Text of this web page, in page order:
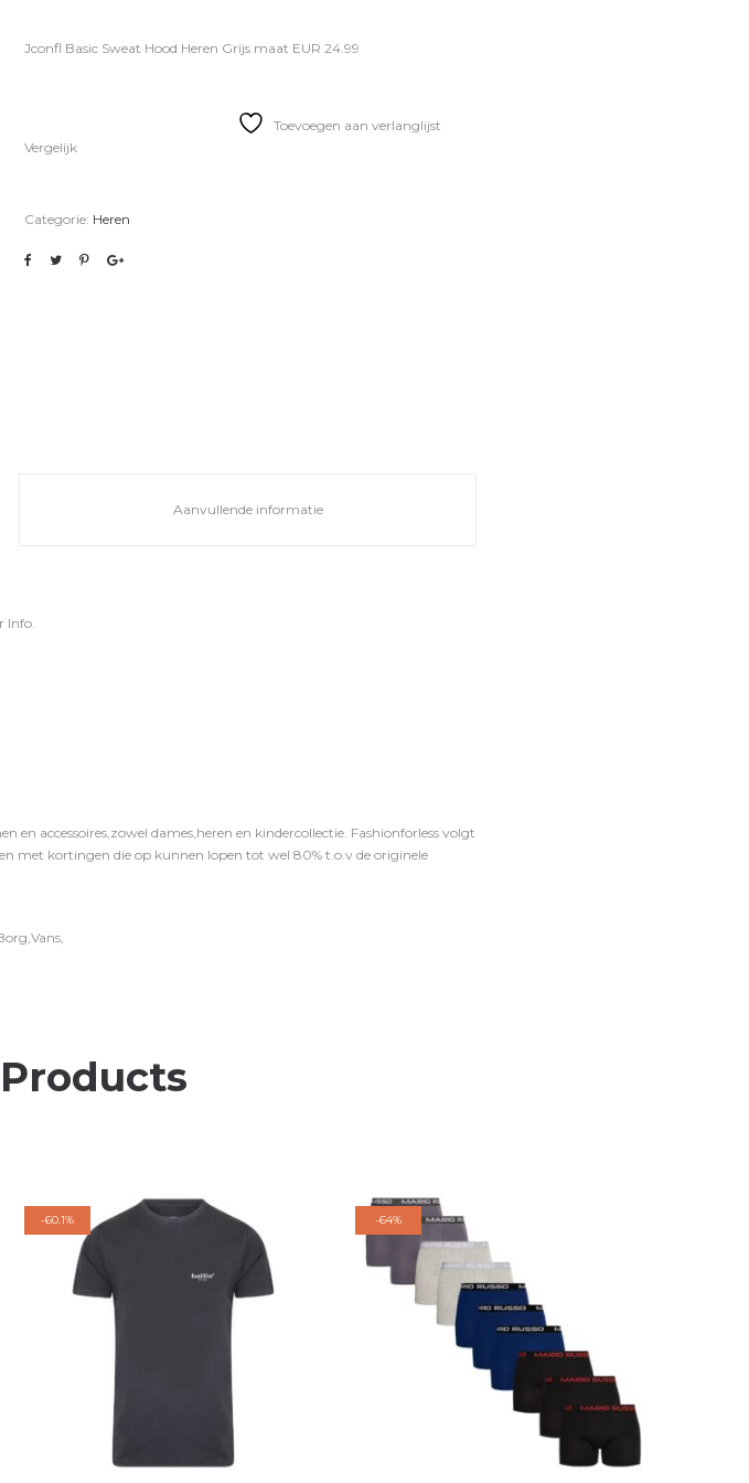
Jconfl Basic Sweat Hood Heren Grijs maat EUR 24.99
Toevoegen aan verlanglijst
Vergelijk
Categorie: Heren
Aanvullende informatie
Info.
en accessoires,zowel dames,heren en kindercollectie. Fashionforless volgt
met kortingen die op kunnen lopen tot wel 80% t.o.v de originele
-60.1% -64%